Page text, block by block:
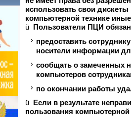
использовать свои
компьютерной технике иные
ü Пользователи ПЦИ
предоставить
носители информации
сообщать о замеченных
компьютеров
по окончании работы
ü Если в результате
пользования